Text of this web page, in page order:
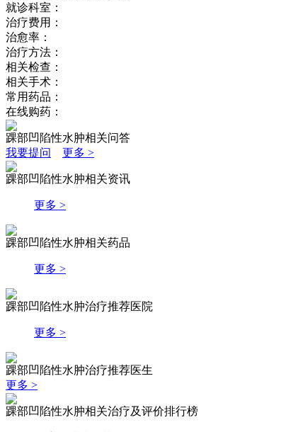
就诊科室：
治疗费用：
治愈率：
治疗方法：
相关检查：
相关手术：
常用药品：
在线购药：
踝部凹陷性水肿相关问答
我要提问
更多 >
踝部凹陷性水肿相关资讯
更多 >
踝部凹陷性水肿相关药品
更多 >
踝部凹陷性水肿治疗推荐医院
更多 >
踝部凹陷性水肿治疗推荐医生
更多 >
踝部凹陷性水肿相关治疗及评价排行榜